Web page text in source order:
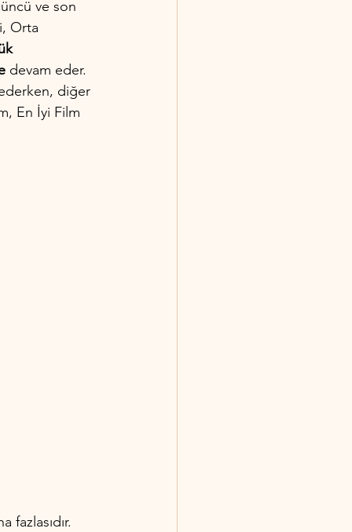
ve son
Orta
devam eder.
diğer
En İyi Film
fazlasıdır.